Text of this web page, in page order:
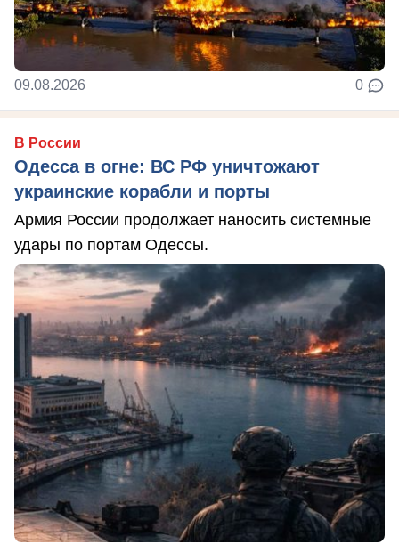
09.08.2026 0
В России
Одесса в огне: ВС РФ уничтожают
украинские корабли и порты
Армия России продолжает наносить системные
удары по портам Одессы.